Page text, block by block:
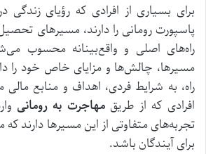
برای بسیاری از افرادی که رؤیای زندگی
پاسپورت رومانی را دارند، مسیرهای
راه‌های اصلی و واقع‌بینانه محسوب
مسیرها، چالش‌ها و مزایای خاص خود را
راه، به شرایط فردی، اهداف و منابع
افرادی که از طریق مهاجرت به رومانی
تجربه‌های متفاوتی از این مسیرها دارند که
برای آیندگان باشد.